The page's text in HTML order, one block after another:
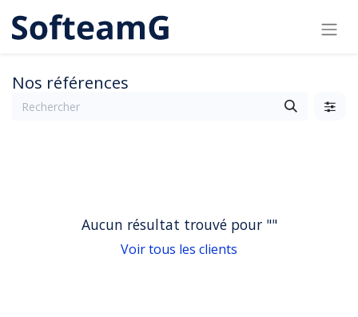
Nos références
Aucun résultat trouvé pour ""
Voir tous les clients